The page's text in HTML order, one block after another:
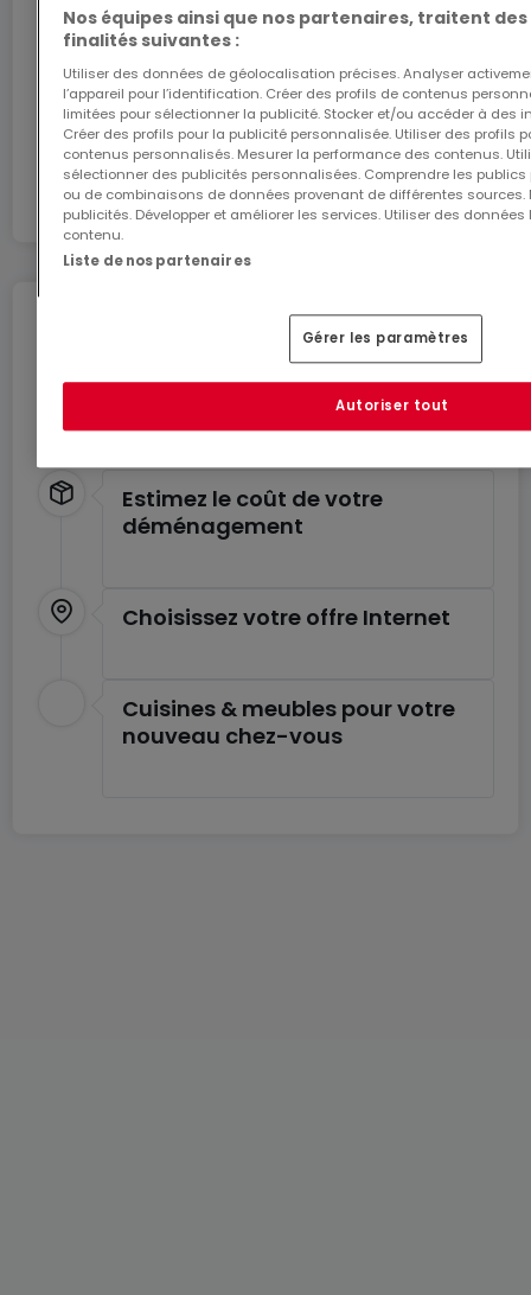
- Des imprimantes et une assistance
administrative
- Des services de nettoyage, d'entretien et de
sécurité
- La possibilité de réserver un bureau à l'heure, à la
journée ou au mois
- De fréquents évènements communautaires et
de réseau
- Une application spécifique qui simplifie la
réservation et la gestion de votre compte
- Des configurations flexibles et personnalisables
- Des espaces de travail qui évoluent en même
- Du mobilier ergonomique de grande qualité
- L'accès à 50 m² d'espace de travail partagé
supplémentaire
- Des tarifs à partir de 990€
Pour information, toutes les images qui figurent ici
proviennent de sites Spaces, mais ne
J’y vais
En partenariat avec
Déménagez en toute
Profitez de ces services pour un déménagement
en toute sérénité.
Estimez le coût de votre
déménagement
Choisissez votre offre Internet
Cuisines & meubles pour votre
nouveau chez-vous
Nos équipes ainsi que nos partenaires, traitent
finalités suivantes :
Utiliser des données de géolocalisation précises. Analyser
l’appareil pour l’identification. Créer des profils de contenus
limitées pour sélectionner la publicité. Stocker et/ou accéder à des
Créer des profils pour la publicité personnalisée. Utiliser des profils
contenus personnalisés. Mesurer la performance des contenus.
sélectionner des publicités personnalisées. Comprendre les
ou de combinaisons de données provenant de différentes sources.
publicités. Développer et améliorer les services. Utiliser des
contenu.
Liste de nos partenaires
Gérer les paramètres
Autoriser tout